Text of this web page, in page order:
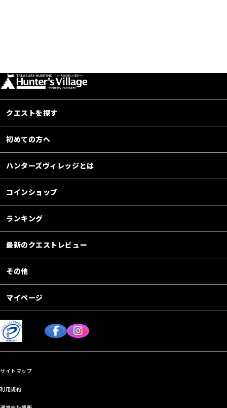
クエストを探す
初めての方へ
ハンターズヴィレッジとは
コインショップ
ランキング
最新のクエストレビュー
その他
マイページ
サイトマップ
利用規約